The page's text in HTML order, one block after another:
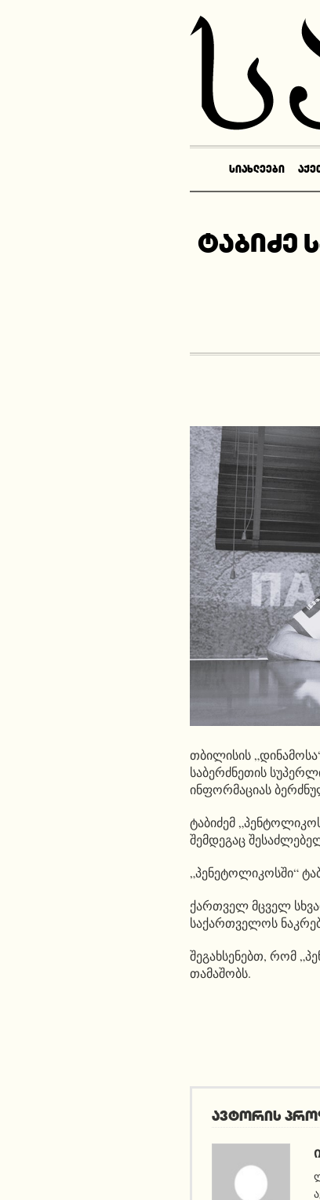
ᲡᲘᲐᲮᲚᲔᲔᲑᲘ
ტაბიძე
თბილისის
საბერძნეთის
ინფორმაციას
ტაბიძემ
შემდეგაც
„პენეტოლიკოსში“
ქართველ მცველ
საქართველოს
შეგახსენებთ, რომ
თამაშობს.
ავტორის